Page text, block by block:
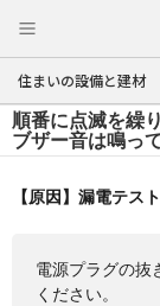
住まいの設備と建材
順番に点滅を繰
ブザー音は鳴っ
【原因】漏電テス
電源プラグの抜
ください。